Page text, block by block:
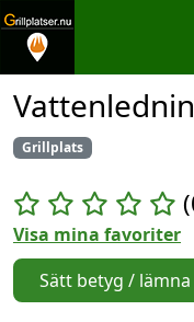
Grillplats
Visa mina favoriter
Sätt betyg /